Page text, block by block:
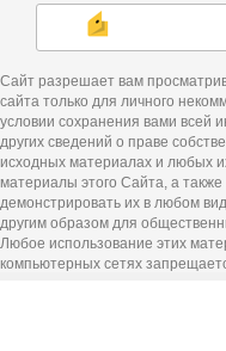
Сайт разрешает вам
сайта только для личного
условии сохранения вами всей
других сведений о праве
исходных материалах и любых
материалы этого Сайта, а
демонстрировать их в любом
другим образом для
Любое использование этих
компьютерных сетях